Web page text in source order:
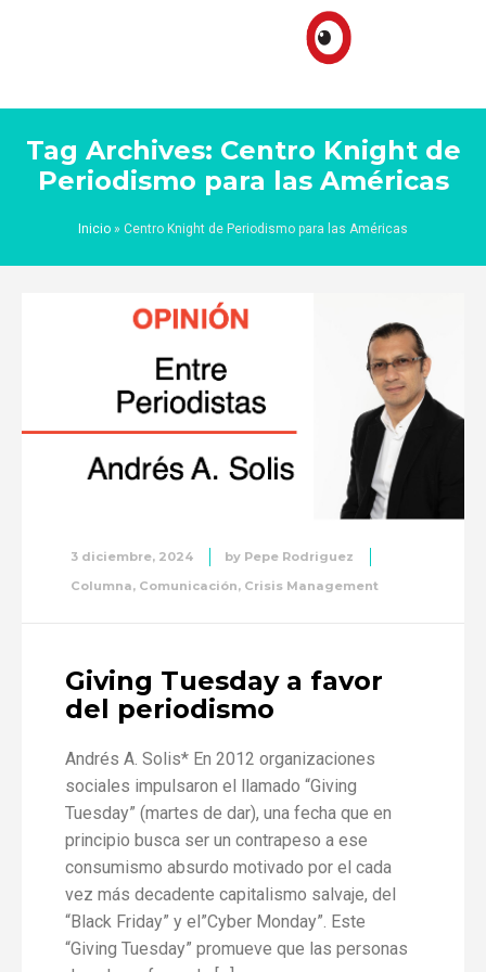
Tag Archives: Centro Knight de
Periodismo para las Américas
Inicio » Centro Knight de Periodismo para las Américas
3 diciembre, 2024 by Pepe Rodriguez
Columna, Comunicación, Crisis Management
Giving Tuesday a favor
del periodismo
Andrés A. Solis* En 2012 organizaciones
sociales impulsaron el llamado “Giving
Tuesday” (martes de dar), una fecha que en
principio busca ser un contrapeso a ese
consumismo absurdo motivado por el cada
vez más decadente capitalismo salvaje, del
“Black Friday” y el”Cyber Monday”. Este
“Giving Tuesday” promueve que las personas